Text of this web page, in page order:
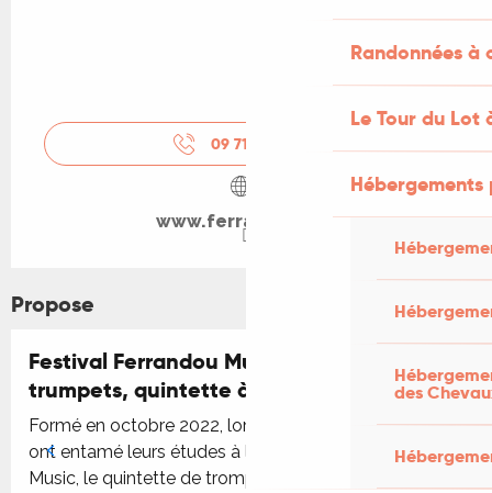
Randonnées
Le Tour du Lot
des
09 71 59 26
www.ferrandou.org
Propose
Festival Ferrandou Musique - Five by 5
trumpets, quintette à cuivres
Formé en octobre 2022, lorsque ses cinq membres
ont entamé leurs études à la Royal Academy of
Music, le quintette de trompettes FiveBy5 est né